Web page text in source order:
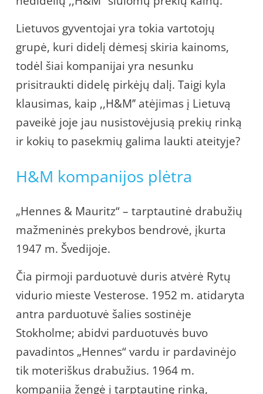
Lietuvos gyventojai yra tokia vartotojų
grupė, kuri didelį dėmesį skiria kainoms,
todėl šiai kompanijai yra nesunku
prisitraukti didelę pirkėjų dalį. Taigi kyla
klausimas, kaip ,,H&M’’ atėjimas į Lietuvą
paveikė joje jau nusistovėjusią prekių rinką
ir kokių to pasekmių galima laukti ateityje?
H&M kompanijos plėtra
„Hennes & Mauritz“ – tarptautinė drabužių
mažmeninės prekybos bendrovė, įkurta
1947 m. Švedijoje.
Čia pirmoji parduotuvė duris atvėrė Rytų
vidurio mieste Vesterose. 1952 m. atidaryta
antra parduotuvė šalies sostinėje
Stokholme; abidvi parduotuvės buvo
pavadintos „Hennes“ vardu ir pardavinėjo
tik moteriškus drabužius. 1964 m.
kompanija žengė į tarptautinę rinką,